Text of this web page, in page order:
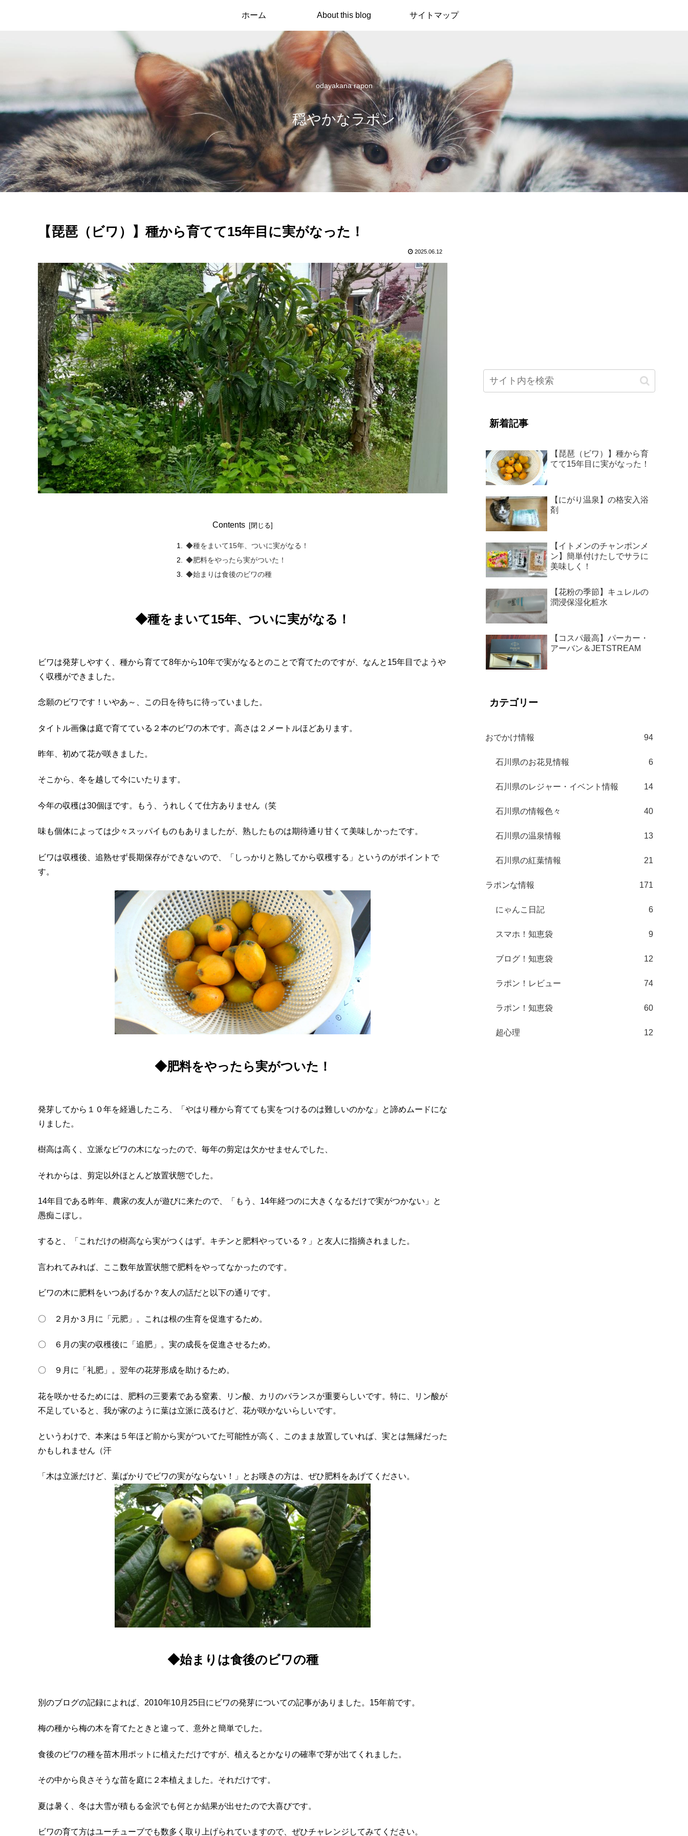
odayakana rapon
穏やかなラポン
ホーム About this blog サイトマップ
【琵琶（ビワ）】種から育てて15年目に実がなった！
2025.06.12
Contents
◆種をまいて15年、ついに実がなる！
◆肥料をやったら実がついた！
◆始まりは食後のビワの種
◆種をまいて15年、ついに実がなる！
ビワは発芽しやすく、種から育てて8年から10年で実がなるとのことで育てたのですが、なんと15年目でようや
く収穫ができました。
念願のビワです！いやあ～、この日を待ちに待っていました。
タイトル画像は庭で育てている２本のビワの木です。高さは２メートルほどあります。
昨年、初めて花が咲きました。
そこから、冬を越して今にいたります。
今年の収穫は30個ほです。もう、うれしくて仕方ありません（笑
味も個体によっては少々スッパイものもありましたが、熟したものは期待通り甘くて美味しかったです。
ビワは収穫後、追熟せず長期保存ができないので、「しっかりと熟してから収穫する」というのがポイントで
す。
◆肥料をやったら実がついた！
発芽してから１０年を経過したころ、「やはり種から育てても実をつけるのは難しいのかな」と諦めムードにな
りました。
樹高は高く、立派なビワの木になったので、毎年の剪定は欠かせませんでした、
それからは、剪定以外ほとんど放置状態でした。
14年目である昨年、農家の友人が遊びに来たので、「もう、14年経つのに大きくなるだけで実がつかない」と
愚痴こぼし。
すると、「これだけの樹高なら実がつくはず。キチンと肥料やっている？」と友人に指摘されました。
言われてみれば、ここ数年放置状態で肥料をやってなかったのです。
ビワの木に肥料をいつあげるか？友人の話だと以下の通りです。
〇 ２月か３月に「元肥」。これは根の生育を促進するため。
〇 ６月の実の収穫後に「追肥」。実の成長を促進させるため。
〇 ９月に「礼肥」。翌年の花芽形成を助けるため。
花を咲かせるためには、肥料の三要素である窒素、リン酸、カリのバランスが重要らしいです。特に、リン酸が
不足していると、我が家のように葉は立派に茂るけど、花が咲かないらしいです。
というわけで、本来は５年ほど前から実がついてた可能性が高く、このまま放置していれば、実とは無縁だった
かもしれません（汗
「木は立派だけど、葉ばかりでビワの実がならない！」とお嘆きの方は、ぜひ肥料をあげてください。
◆始まりは食後のビワの種
別のブログの記録によれば、2010年10月25日にビワの発芽についての記事がありました。15年前です。
梅の種から梅の木を育てたときと違って、意外と簡単でした。
食後のビワの種を苗木用ポットに植えただけですが、植えるとかなりの確率で芽が出てくれました。
その中から良さそうな苗を庭に２本植えました。それだけです。
夏は暑く、冬は大雪が積もる金沢でも何とか結果が出せたので大喜びです。
ビワの育て方はユーチューブでも数多く取り上げられていますので、ぜひチャレンジしてみてください。
新着記事
【琵琶（ビワ）】種から育
てて15年目に実がなった！
【にがり温泉】の格安入浴
剤
【イトメンのチャンポンメ
ン】簡単付けたしでサラに
美味しく！
【花粉の季節】キュレルの
潤浸保湿化粧水
【コスパ最高】パーカー・
アーバン＆JETSTREAM
カテゴリー
おでかけ情報 94
石川県のお花見情報 6
石川県のレジャー・イベント情報 14
石川県の情報色々 40
石川県の温泉情報 13
石川県の紅葉情報 21
ラポンな情報 171
にゃんこ日記 6
スマホ！知恵袋 9
ブログ！知恵袋 12
ラポン！レビュー 74
ラポン！知恵袋 60
超心理 12